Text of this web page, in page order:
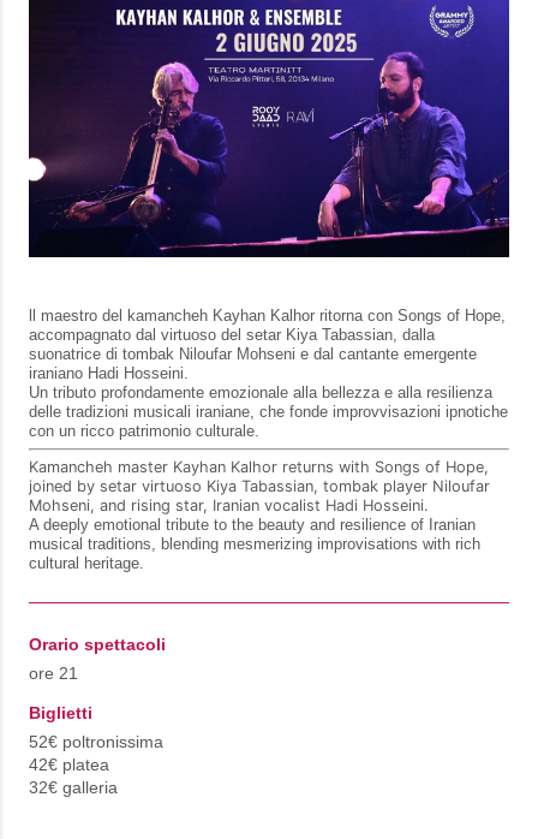
ll maestro del kamancheh Kayhan Kalhor ritorna con Songs of Hope,
accompagnato dal virtuoso del setar Kiya Tabassian, dalla
suonatrice di tombak Niloufar Mohseni e dal cantante emergente
iraniano Hadi Hosseini.
Un tributo profondamente emozionale alla bellezza e alla resilienza
delle tradizioni musicali iraniane, che fonde improvvisazioni ipnotiche
con un ricco patrimonio culturale.
Kamancheh master Kayhan Kalhor returns with Songs of Hope,
joined by setar virtuoso Kiya Tabassian, tombak player Niloufar
Mohseni, and rising star, Iranian vocalist Hadi Hosseini.
A deeply emotional tribute to the beauty and resilience of Iranian
musical traditions, blending mesmerizing improvisations with rich
cultural heritage.
Orario spettacoli
ore 21
Biglietti
52€ poltronissima
42€ platea
32€ galleria